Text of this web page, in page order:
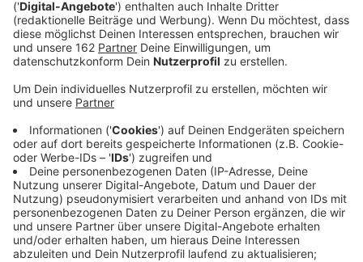
Anzeige
Auf den Straßen der Großstädte unterwegs zu sein, ist
Ranking schneiden Metropolen wie Düsseldorf, Köln
oder Essen eher schlecht ab. Befragt wurden
Autofahrer, Zugpendler, Radfahrer und Fußgänger zu
ihrer Zufriedenheit. Duisburg schaffte es dabei sogar
auf den letzten Platz unter 15 deutschen
Großstädten. Besonders miese Noten bekamen hier
ÖPNV und Radwege.